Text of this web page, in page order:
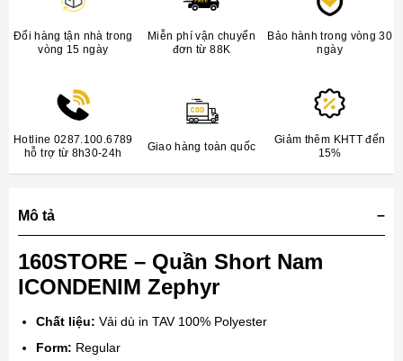
Đổi hàng tận nhà trong
vòng 15 ngày
Miễn phí vận chuyển
đơn từ 88K
Bảo hành trong vòng 30
ngày
Hotline 0287.100.6789
hỗ trợ từ 8h30-24h
Giao hàng toàn quốc
Giảm thêm KHTT đến
15%
Mô tả
160STORE – Quần Short Nam
ICONDENIM Zephyr
Chất liệu: Vải dù in TAV 100% Polyester
Form: Regular